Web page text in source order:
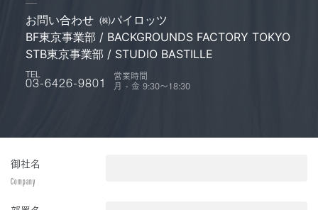
お問い合わせ ㈱パイロッツ
BF東京事業部 / BACKGROUNDS FACTORY TOKYO
STB東京事業部 / STUDIO BASTILLE
TEL
03-6426-9801
営業時間
月 - 金 9:30〜18:30
御社名
Company